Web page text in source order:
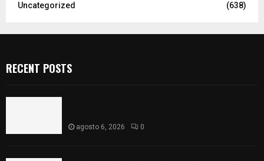
Uncategorized
(638)
RECENT POSTS
agosto 6, 2026 0